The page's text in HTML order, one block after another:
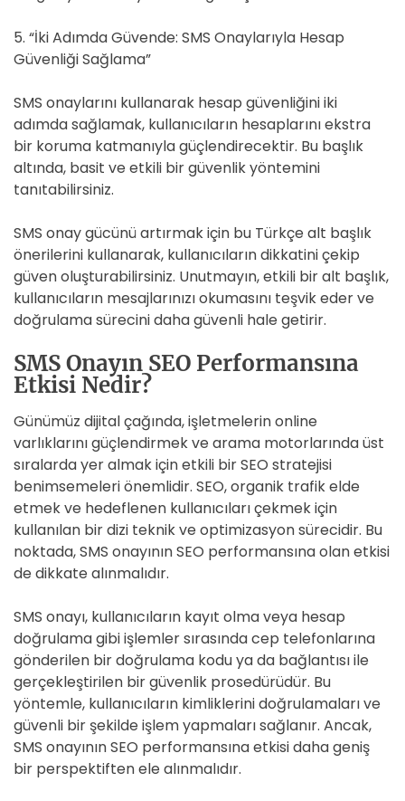
5. “İki Adımda Güvende: SMS Onaylarıyla Hesap
Güvenliği Sağlama”
SMS onaylarını kullanarak hesap güvenliğini iki
adımda sağlamak, kullanıcıların hesaplarını ekstra
bir koruma katmanıyla güçlendirecektir. Bu başlık
altında, basit ve etkili bir güvenlik yöntemini
tanıtabilirsiniz.
SMS onay gücünü artırmak için bu Türkçe alt başlık
önerilerini kullanarak, kullanıcıların dikkatini çekip
güven oluşturabilirsiniz. Unutmayın, etkili bir alt başlık,
kullanıcıların mesajlarınızı okumasını teşvik eder ve
doğrulama sürecini daha güvenli hale getirir.
SMS Onayın SEO Performansına
Etkisi Nedir?
Günümüz dijital çağında, işletmelerin online
varlıklarını güçlendirmek ve arama motorlarında üst
sıralarda yer almak için etkili bir SEO stratejisi
benimsemeleri önemlidir. SEO, organik trafik elde
etmek ve hedeflenen kullanıcıları çekmek için
kullanılan bir dizi teknik ve optimizasyon sürecidir. Bu
noktada, SMS onayının SEO performansına olan etkisi
de dikkate alınmalıdır.
SMS onayı, kullanıcıların kayıt olma veya hesap
doğrulama gibi işlemler sırasında cep telefonlarına
gönderilen bir doğrulama kodu ya da bağlantısı ile
gerçekleştirilen bir güvenlik prosedürüdür. Bu
yöntemle, kullanıcıların kimliklerini doğrulamaları ve
güvenli bir şekilde işlem yapmaları sağlanır. Ancak,
SMS onayının SEO performansına etkisi daha geniş
bir perspektiften ele alınmalıdır.